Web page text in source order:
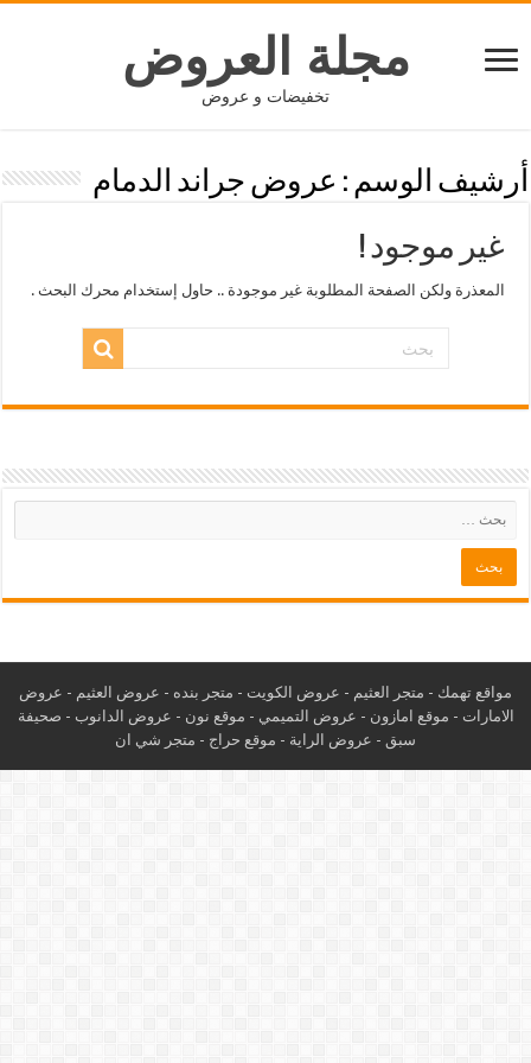
مجلة العروض
تخفيضات و عروض
أرشيف الوسم : عروض جراند الدمام
غير موجود !
المعذرة ولكن الصفحة المطلوبة غير موجودة .. حاول إستخدام محرك البحث .
مواقع تهمك - متجر العثيم - عروض الكويت - متجر بنده - عروض العثيم - عروض
الامارات - موقع امازون - عروض التميمي - موقع نون - عروض الدانوب - صحيفة
سبق - عروض الراية - موقع حراج - متجر شي ان